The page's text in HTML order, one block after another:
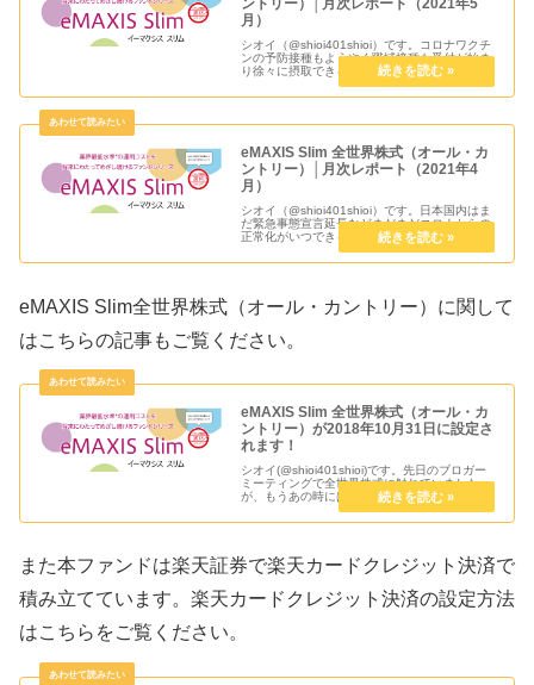
ントリー）│月次レポート（2021年5
月）
シオイ（@shioi401shioi）です。コロナワクチ
ンの予防接種もようやく職域接種も受付が始ま
り徐々に摂取できる人が増えてきそうですが、
6月20日までの緊急事態宣言は解除なのかそれ
ともまた延長するのか微妙な感じですね。日銀
eMAXIS Slim 全世界株式（オール・カ
ントリー）│月次レポート（2021年4
月）
シオイ（@shioi401shioi）です。日本国内はま
だ緊急事態宣言延長などまだまだコロナからの
正常化がいつできるのか見通しが見えてきませ
んが、世界はすべての地域ではありませんが
徐々にアフターコロナを見据えた動きが出てき
eMAXIS Slim全世界株式（オール・カントリー）に関して
はこちらの記事もご覧ください。
eMAXIS Slim 全世界株式（オール・カ
ントリー）が2018年10月31日に設定さ
れます！
シオイ(@shioi401shioi)です。先日のブロガー
ミーティングで全世界株式に触れていました
が、もうあの時にはほぼ決めていたんでしょ
う。ついにｅＭＡＸＩＳ Ｓｌｉｍ 全世界株式
（オール・カントリー）が2018年10月31日に
また本ファンドは楽天証券で楽天カードクレジット決済で
積み立てています。楽天カードクレジット決済の設定方法
はこちらをご覧ください。